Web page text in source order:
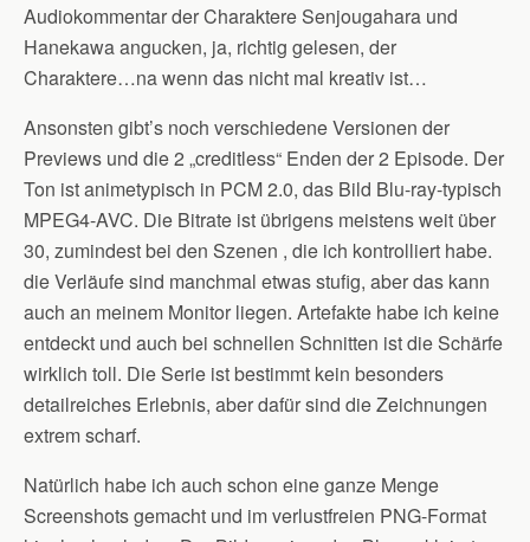
Audiokommentar der Charaktere Senjougahara und
Hanekawa angucken, ja, richtig gelesen, der
Charaktere…na wenn das nicht mal kreativ ist…
Ansonsten gibt’s noch verschiedene Versionen der
Previews und die 2 „creditless“ Enden der 2 Episode. Der
Ton ist animetypisch in PCM 2.0, das Bild Blu-ray-typisch
MPEG4-AVC. Die Bitrate ist übrigens meistens weit über
30, zumindest bei den Szenen , die ich kontrolliert habe.
die Verläufe sind manchmal etwas stufig, aber das kann
auch an meinem Monitor liegen. Artefakte habe ich keine
entdeckt und auch bei schnellen Schnitten ist die Schärfe
wirklich toll. Die Serie ist bestimmt kein besonders
detailreiches Erlebnis, aber dafür sind die Zeichnungen
extrem scharf.
Natürlich habe ich auch schon eine ganze Menge
Screenshots gemacht und im verlustfreien PNG-Format